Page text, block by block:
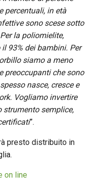
percentuali, in età
sono scese sotto
la poliomielite,
93% dei bambini. Per
siamo a meno
preoccupanti che sono
nasce, cresce e
Vogliamo invertire
strumento semplice,
”.
presto distribuito in
on line